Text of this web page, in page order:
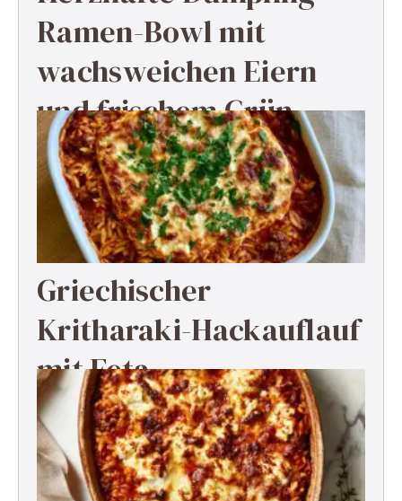
Ramen-Bowl mit
wachsweichen Eiern
und frischem Grün
Griechischer
Kritharaki-Hackauflauf
mit Feta